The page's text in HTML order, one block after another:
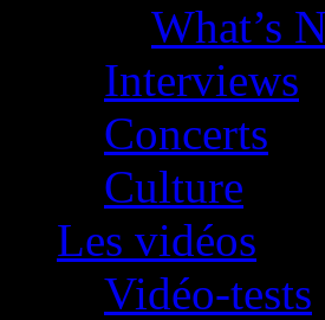
What’s
Interviews
Concerts
Culture
Les vidéos
Vidéo-tests